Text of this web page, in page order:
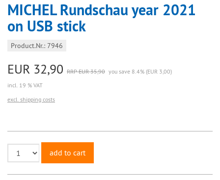
MICHEL Rundschau year 2021
on USB stick
Product.Nr.: 7946
EUR 32,90 RRP EUR 35,90 you save 8.4% (EUR 3,00)
incl. 19 % VAT
excl. shipping costs
add to cart